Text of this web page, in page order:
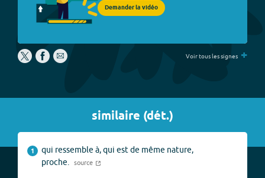
Demander la vidéo
Voir tous les signes +
similaire (dét.)
1
qui ressemble à, qui est de même nature,
proche.
source